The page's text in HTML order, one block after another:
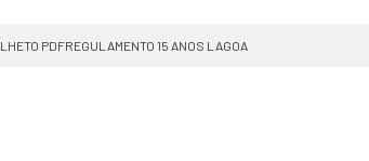
PDFREGULAMENTO 15 ANOS LAGOA